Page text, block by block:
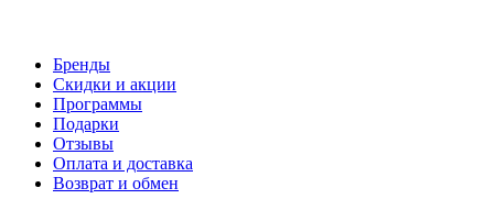
Бренды
Скидки и акции
Программы
Подарки
Отзывы
Оплата и доставка
Возврат и обмен